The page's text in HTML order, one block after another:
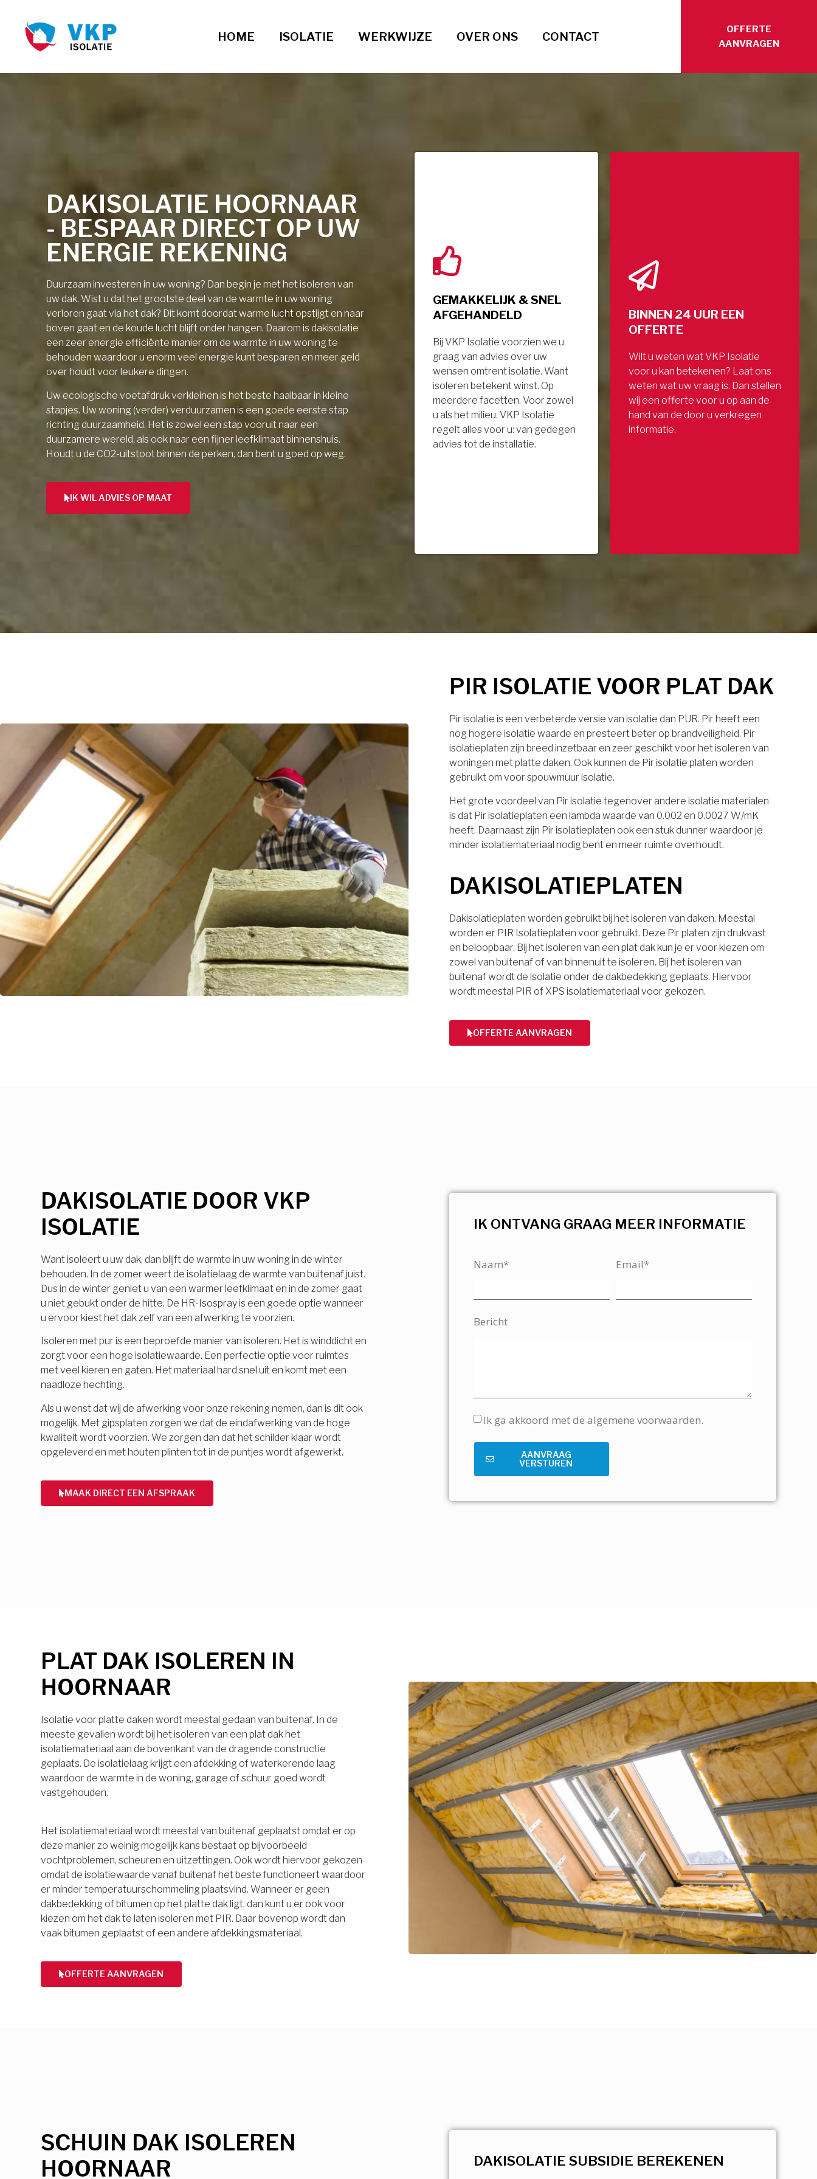
HOME ISOLATIE WERKWIJZE OVER ONS CONTACT
OFFERTE
AANVRAGEN
DAKISOLATIE HOORNAAR
- BESPAAR DIRECT OP UW
ENERGIE REKENING
Duurzaam investeren in uw woning? Dan begin je met het isoleren van
uw dak. Wist u dat het grootste deel van de warmte in uw woning
verloren gaat via het dak? Dit komt doordat warme lucht opstijgt en naar
boven gaat en de koude lucht blijft onder hangen. Daarom is dakisolatie
een zeer energie efficiënte manier om de warmte in uw woning te
behouden waardoor u enorm veel energie kunt besparen en meer geld
over houdt voor leukere dingen.
Uw ecologische voetafdruk verkleinen is het beste haalbaar in kleine
stapjes. Uw woning (verder) verduurzamen is een goede eerste stap
richting duurzaamheid. Het is zowel een stap vooruit naar een
duurzamere wereld, als ook naar een fijner leefklimaat binnenshuis.
Houdt u de CO2-uitstoot binnen de perken, dan bent u goed op weg.
IK WIL ADVIES OP MAAT
GEMAKKELIJK & SNEL
AFGEHANDELD
Bij VKP Isolatie voorzien we u
graag van advies over uw
wensen omtrent isolatie. Want
isoleren betekent winst. Op
meerdere facetten. Voor zowel
u als het milieu. VKP Isolatie
regelt alles voor u: van gedegen
advies tot de installatie.
BINNEN 24 UUR EEN
OFFERTE
Wilt u weten wat VKP Isolatie
voor u kan betekenen? Laat ons
weten wat uw vraag is. Dan stellen
wij een offerte voor u op aan de
hand van de door u verkregen
informatie.
PIR ISOLATIE VOOR PLAT DAK
Pir isolatie is een verbeterde versie van isolatie dan PUR. Pir heeft een
nog hogere isolatie waarde en presteert beter op brandveiligheid. Pir
isolatieplaten zijn breed inzetbaar en zeer geschikt voor het isoleren van
woningen met platte daken. Ook kunnen de Pir isolatie platen worden
gebruikt om voor spouwmuur isolatie.
Het grote voordeel van Pir isolatie tegenover andere isolatie materialen
is dat Pir isolatieplaten een lambda waarde van 0.002 en 0.0027 W/mK
heeft. Daarnaast zijn Pir isolatieplaten ook een stuk dunner waardoor je
minder isolatiemateriaal nodig bent en meer ruimte overhoudt.
DAKISOLATIEPLATEN
Dakisolatieplaten worden gebruikt bij het isoleren van daken. Meestal
worden er PIR Isolatieplaten voor gebruikt. Deze Pir platen zijn drukvast
en beloopbaar. Bij het isoleren van een plat dak kun je er voor kiezen om
zowel van buitenaf of van binnenuit te isoleren. Bij het isoleren van
buitenaf wordt de isolatie onder de dakbedekking geplaats. Hiervoor
wordt meestal PIR of XPS isolatiemateriaal voor gekozen.
OFFERTE AANVRAGEN
DAKISOLATIE DOOR VKP
ISOLATIE
Want isoleert u uw dak, dan blijft de warmte in uw woning in de winter
behouden. In de zomer weert de isolatielaag de warmte van buitenaf juist.
Dus in de winter geniet u van een warmer leefklimaat en in de zomer gaat
u niet gebukt onder de hitte. De HR-Isospray is een goede optie wanneer
u ervoor kiest het dak zelf van een afwerking te voorzien.
Isoleren met pur is een beproefde manier van isoleren. Het is winddicht en
zorgt voor een hoge isolatiewaarde. Een perfectie optie voor ruimtes
met veel kieren en gaten. Het materiaal hard snel uit en komt met een
naadloze hechting.
Als u wenst dat wij de afwerking voor onze rekening nemen, dan is dit ook
mogelijk. Met gipsplaten zorgen we dat de eindafwerking van de hoge
kwaliteit wordt voorzien. We zorgen dan dat het schilder klaar wordt
opgeleverd en met houten plinten tot in de puntjes wordt afgewerkt.
MAAK DIRECT EEN AFSPRAAK
IK ONTVANG GRAAG MEER INFORMATIE
Naam* Email*
Bericht
Ik ga akkoord met de algemene voorwaarden.
AANVRAAG
VERSTUREN
PLAT DAK ISOLEREN IN
HOORNAAR
Isolatie voor platte daken wordt meestal gedaan van buitenaf. In de
meeste gevallen wordt bij het isoleren van een plat dak het
isolatiemateriaal aan de bovenkant van de dragende constructie
geplaats. De isolatielaag krijgt een afdekking of waterkerende laag
waardoor de warmte in de woning, garage of schuur goed wordt
vastgehouden.
Het isolatiemateriaal wordt meestal van buitenaf geplaatst omdat er op
deze manier zo weinig mogelijk kans bestaat op bijvoorbeeld
vochtproblemen, scheuren en uitzettingen. Ook wordt hiervoor gekozen
omdat de isolatiewaarde vanaf buitenaf het beste functioneert waardoor
er minder temperatuurschommeling plaatsvind. Wanneer er geen
dakbedekking of bitumen op het platte dak ligt, dan kunt u er ook voor
kiezen om het dak te laten isoleren met PIR. Daar bovenop wordt dan
vaak bitumen geplaatst of een andere afdekkingsmateriaal.
OFFERTE AANVRAGEN
SCHUIN DAK ISOLEREN
HOORNAAR
DAKISOLATIE SUBSIDIE BEREKENEN